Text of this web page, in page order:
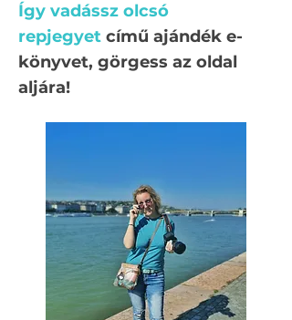
Így vadássz olcsó
repjegyet című ajándék e-
könyvet, görgess az oldal
aljára!